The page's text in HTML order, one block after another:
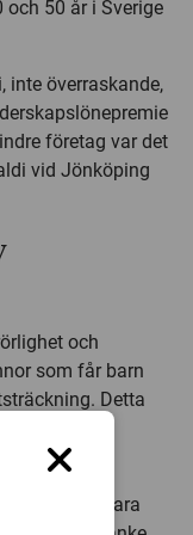
50 år i Sverige
inte överraskande,
företag var det
vid Jönköping
och
som får barn
Detta
att vara